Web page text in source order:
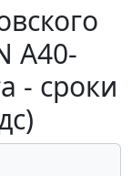
А40-
- сроки